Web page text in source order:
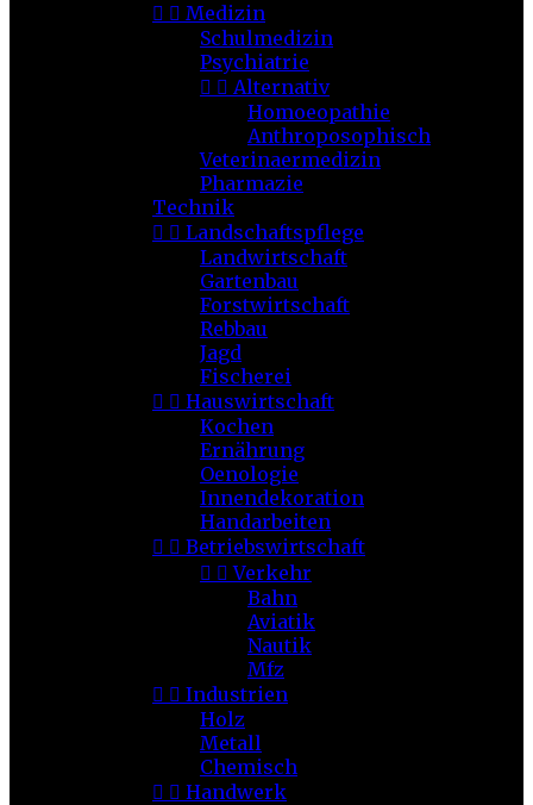
  Medizin
Schulmedizin
Psychiatrie
  Alternativ
Homoeopathie
Anthroposophisch
Veterinaermedizin
Pharmazie
Technik
  Landschaftspflege
Landwirtschaft
Gartenbau
Forstwirtschaft
Rebbau
Jagd
Fischerei
  Hauswirtschaft
Kochen
Ernährung
Oenologie
Innendekoration
Handarbeiten
  Betriebswirtschaft
  Verkehr
Bahn
Aviatik
Nautik
Mfz
  Industrien
Holz
Metall
Chemisch
  Handwerk